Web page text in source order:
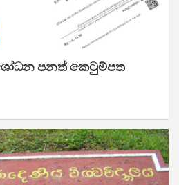
පනත් කෙටුම්පත